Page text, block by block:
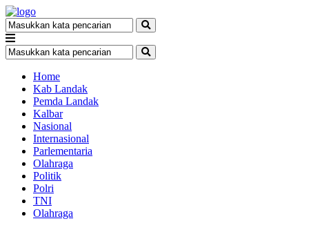
Home
Kab Landak
Pemda Landak
Kalbar
Nasional
Internasional
Parlementaria
Olahraga
Politik
Polri
TNI
Olahraga